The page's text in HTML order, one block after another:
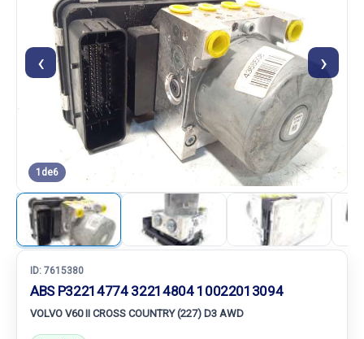
‹ ›
1 de6
ID: 7615380
ABS P32214774 32214804 10022013094
VOLVO V60 II CROSS COUNTRY (227) D3 AWD